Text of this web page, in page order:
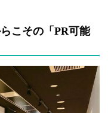
こその「PR可能